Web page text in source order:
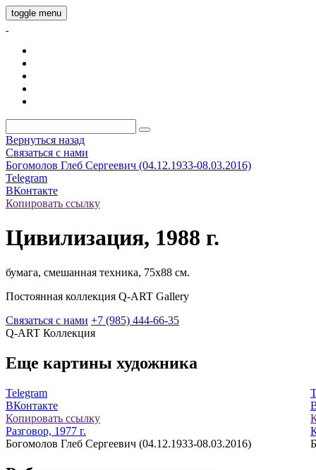
toggle menu
Вернуться назад
Связаться с нами
Богомолов Глеб Сергеевич (04.12.1933-08.03.2016)
Telegram
ВКонтакте
Копировать ссылку
Цивилизация, 1988 г.
бумага, смешанная техника, 75х88 см.
Постоянная коллекция Q-ART Gallery
Связаться с нами +7 (985) 444-66-35
Q-ART Коллекция
Еще картины художника
Telegram
ВКонтакте
Копировать ссылку
Разговор, 1977 г.
Богомолов Глеб Сергеевич (04.12.1933-08.03.2016)